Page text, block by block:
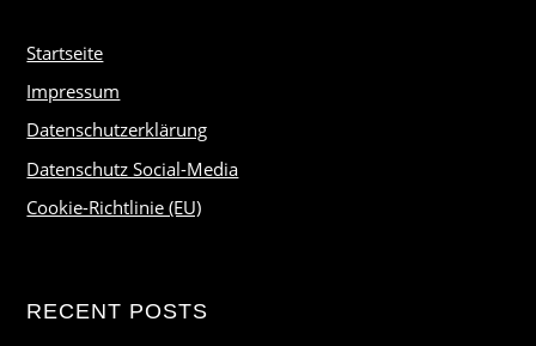
Startseite
Impressum
Datenschutzerklärung
Datenschutz Social-Media
Cookie-Richtlinie (EU)
RECENT POSTS